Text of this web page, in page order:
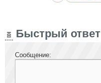
Быстрый ответ
Сообщение: